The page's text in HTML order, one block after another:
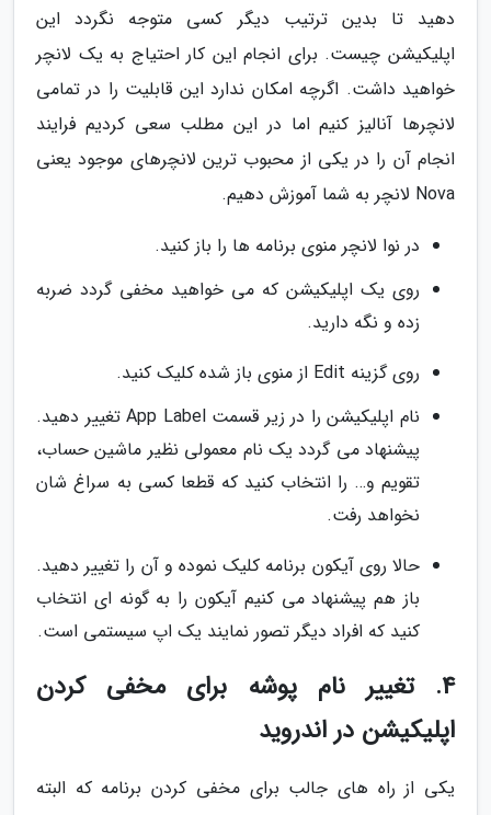
دهید تا بدین ترتیب دیگر کسی متوجه نگردد این
اپلیکیشن چیست. برای انجام این کار احتیاج به یک لانچر
خواهید داشت. اگرچه امکان ندارد این قابلیت را در تمامی
لانچرها آنالیز کنیم اما در این مطلب سعی کردیم فرایند
انجام آن را در یکی از محبوب ترین لانچرهای موجود یعنی
Nova لانچر به شما آموزش دهیم.
در نوا لانچر منوی برنامه ها را باز کنید.
روی یک اپلیکیشن که می خواهید مخفی گردد ضربه
زده و نگه دارید.
روی گزینه Edit از منوی باز شده کلیک کنید.
نام اپلیکیشن را در زیر قسمت App Label تغییر دهید.
پیشنهاد می گردد یک نام معمولی نظیر ماشین حساب،
تقویم و… را انتخاب کنید که قطعا کسی به سراغ شان
نخواهد رفت.
حالا روی آیکون برنامه کلیک نموده و آن را تغییر دهید.
باز هم پیشنهاد می کنیم آیکون را به گونه ای انتخاب
کنید که افراد دیگر تصور نمایند یک اپ سیستمی است.
4. تغییر نام پوشه برای مخفی کردن
اپلیکیشن در اندروید
یکی از راه های جالب برای مخفی کردن برنامه که البته